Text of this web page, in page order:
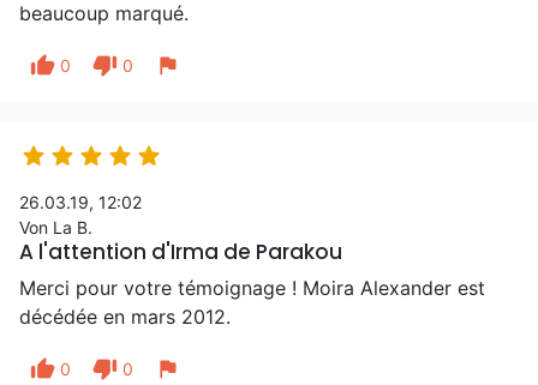
beaucoup marqué.
thumb_up 0 thumb_down 0 flag
    
26.03.19, 12:02
Von La B.
A l'attention d'Irma de Parakou
Merci pour votre témoignage ! Moira Alexander est
décédée en mars 2012.
thumb_up 0 thumb_down 0 flag